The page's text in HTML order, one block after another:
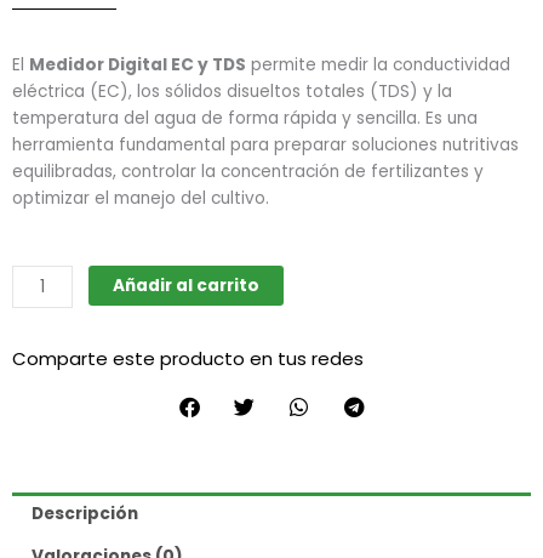
El Medidor Digital EC y TDS permite medir la conductividad
eléctrica (EC), los sólidos disueltos totales (TDS) y la
temperatura del agua de forma rápida y sencilla. Es una
herramienta fundamental para preparar soluciones nutritivas
equilibradas, controlar la concentración de fertilizantes y
optimizar el manejo del cultivo.
Medidor
Digital
Conductividad
Añadir al carrito
Comparte este producto en tus redes
Descripción